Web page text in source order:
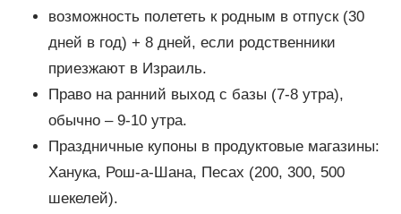
возможность полететь к родным в отпуск (30
дней в год) + 8 дней, если родственники
приезжают в Израиль.
Право на ранний выход с базы (7-8 утра),
обычно – 9-10 утра.
Праздничные купоны в продуктовые магазины:
Ханука, Рош-а-Шана, Песах (200, 300, 500
шекелей).